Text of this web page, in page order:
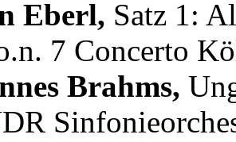
Eberl, Satz 1:
7 Concerto
Brahms,